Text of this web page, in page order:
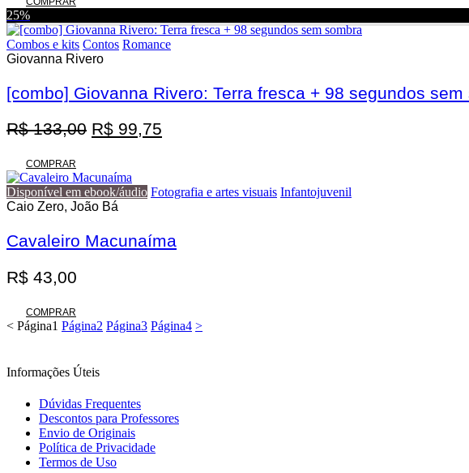
25%
Combos e kits Contos Romance
Giovanna Rivero
[combo] Giovanna Rivero: Terra fresca + 98 segundos sem
R$133,00 O
era:
R$ 133,00.
R$ 99,75
é:
COMPRAR
Disponível em ebook/áudio Fotografia e artes visuais Infantojuvenil
Caio Zero, João Bá
Cavaleiro Macunaíma
R$ 43,00
COMPRAR
< Página1 Página2 Página3 Página4 >
Informações Úteis
Dúvidas Frequentes
Descontos para Professores
Envio de Originais
Política de Privacidade
Termos de Uso